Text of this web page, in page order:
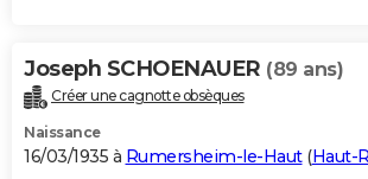
Joseph SCHOENAUER (89 ans)
Créer une cagnotte obsèques
Naissance
16/03/1935 à Rumersheim-le-Haut(Haut-